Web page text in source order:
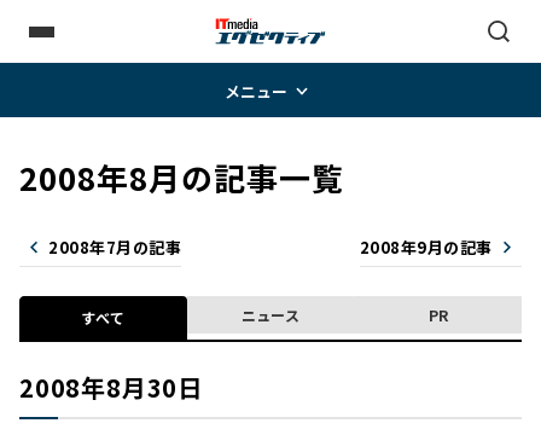
メニュー
2008年8月の記事一覧
2008年7月の記事 2008年9月の記事
すべて ニュース PR
2008年8月30日